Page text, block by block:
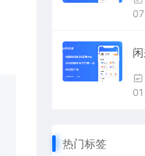
07
01
热门标签